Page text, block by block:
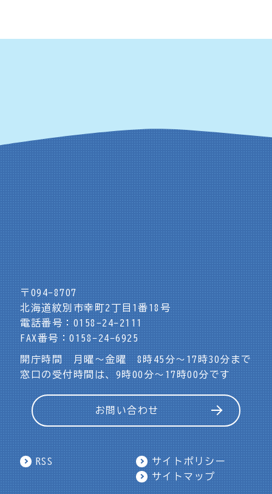
〒094-8707
北海道紋別市幸町2丁目1番18号
電話番号：0158-24-2111
FAX番号：0158-24-6925
開庁時間 月曜～金曜 8時45分～17時30分まで
窓口の受付時間は、9時00分～17時00分です
お問い合わせ
RSS
サイトポリシー
サイトマップ